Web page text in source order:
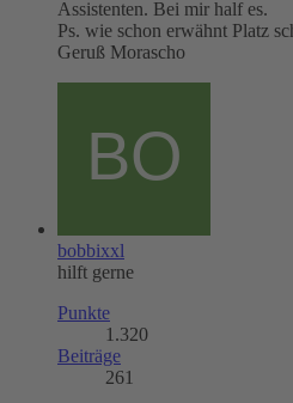
Assistenten. Bei mir half es.
Ps. wie schon erwähnt Platz
Geruß Morascho
bobbixxl
hilft gerne
Punkte
1.320
Beiträge
261